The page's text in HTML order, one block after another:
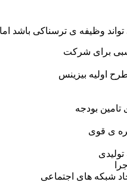
وظیفه ی ترسناکی باشد
برای شرکت
اولیه بیزینس
بودجه
ی قوی
شبکه های اجتماعی